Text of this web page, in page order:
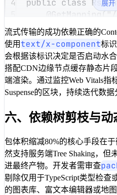
5
@GetMapping("/
6
public
7
// 模拟多数
8
9
10
11
12
return
13
.
14
15
16
17
));
18
}
19
}
展开
流式传输的成功依赖正确的
使用text/x-component标
会根据该标识决定是否启动水
搭配CDN边缘节点缓存静态片
端渲染。通过监控Web Vitals指
Suspense的区块，持续迭代数据
六、依赖树剪枝与
包体积缩减80%的核心手段在
然支持服务端Tree Shaking，
进最终产物。开发者需审查
剔除仅用于TypeScript类型检查
的图表库、富文本编辑器或地